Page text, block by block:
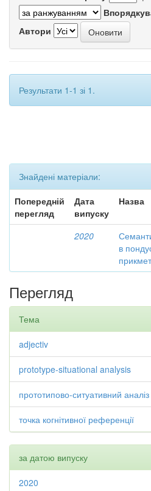
Автори
Результати 1-1 зі 1.
Знайдені матеріали:
Попередній
перегляд
Дата
випуску
Назва
2020
в
Перегляд
Тема
adjectiv
prototype-situational analysis
прототипово-ситуативний аналіз
точка когнітивної референції
за датою випуску
2020